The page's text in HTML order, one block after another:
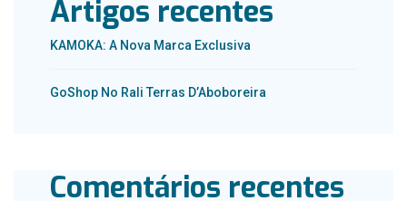
Artigos recentes
KAMOKA: A Nova Marca Exclusiva
GoShop No Rali Terras D’Aboboreira
Comentários recentes